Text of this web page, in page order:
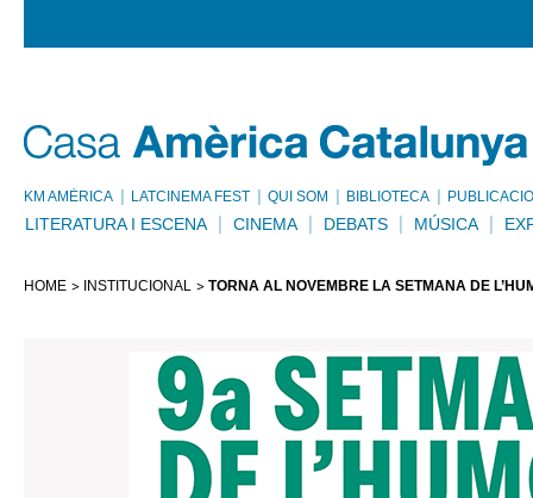
KM AMÈRICA LATCINEMA FEST QUI SOM BIBLIOTECA
LITERATURA I ESCENA CINEMA DEBATS MÚSICA
HOME INSTITUCIONAL TORNA AL NOVEMBRE LA SETMANA DE